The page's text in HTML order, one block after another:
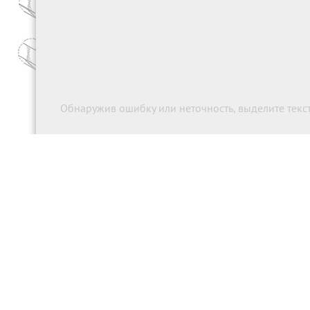
Обнаружив ошибку или неточность, выделите